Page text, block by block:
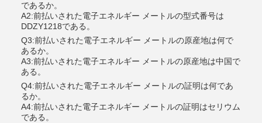
であるか。
A2:前払いされた電子エネルギー メートルの型式番号は
DDZY1218である。
Q3:前払いされた電子エネルギー メートルの原産地は何で
あるか。
A3:前払いされた電子エネルギー メートルの原産地は中国で
ある。
Q4:前払いされた電子エネルギー メートルの証明は何であ
るか。
A4:前払いされた電子エネルギー メートルの証明はセリウム
である。